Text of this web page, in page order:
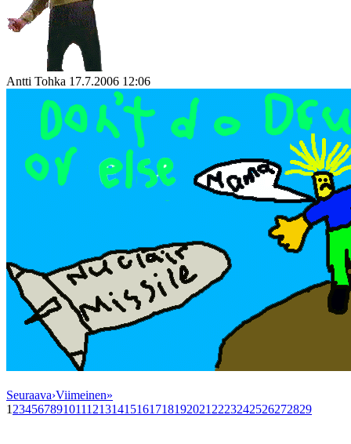
Antti Tohka 17.7.2006 12:06
Seuraava›Viimeinen»
1 23456789101112131415161718192021 2223242526272829